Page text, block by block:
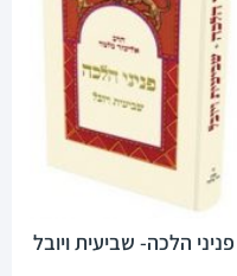
פניני הלכה- שביעית ויובל